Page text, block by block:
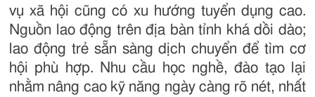
vụ xã hội cũng có xu hướng tuyển dụng cao.
Nguồn lao động trên địa bàn tỉnh khá dồi dào;
lao động trẻ sẵn sàng dịch chuyển để tìm cơ
hội phù hợp. Nhu cầu học nghề, đào tạo lại
nhằm nâng cao kỹ năng ngày càng rõ nét, nhất